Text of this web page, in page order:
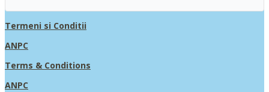
Termeni si Conditii
ANPC
Terms & Conditions
ANPC